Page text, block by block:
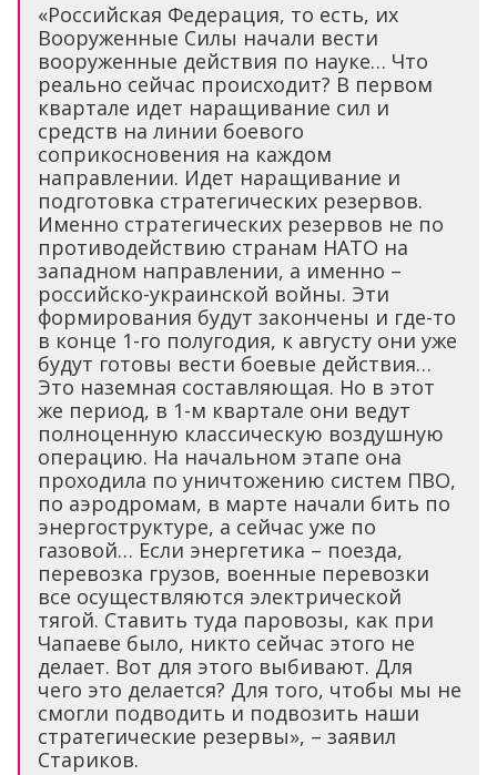
«Российская Федерация, то есть, их
Вооруженные Силы начали вести
вооруженные действия по науке… Что
реально сейчас происходит? В первом
квартале идет наращивание сил и
средств на линии боевого
соприкосновения на каждом
направлении. Идет наращивание и
подготовка стратегических резервов.
Именно стратегических резервов не по
противодействию странам НАТО на
западном направлении, а именно –
российско-украинской войны. Эти
формирования будут закончены и где-то
в конце 1-го полугодия, к августу они уже
будут готовы вести боевые действия…
Это наземная составляющая. Но в этот
же период, в 1-м квартале они ведут
полноценную классическую воздушную
операцию. На начальном этапе она
проходила по уничтожению систем ПВО,
по аэродромам, в марте начали бить по
энергоструктуре, а сейчас уже по
газовой… Если энергетика – поезда,
перевозка грузов, военные перевозки
все осуществляются электрической
тягой. Ставить туда паровозы, как при
Чапаеве было, никто сейчас этого не
делает. Вот для этого выбивают. Для
чего это делается? Для того, чтобы мы не
смогли подводить и подвозить наши
стратегические резервы», – заявил
Стариков.